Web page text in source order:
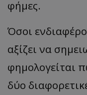
φήμες.
Όσοι
αξίζει να
φημολογείται
δύο